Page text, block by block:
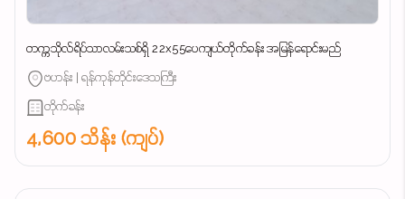
တက္ကသိုလ်ရိပ်သာလမ်းသစ်ရှိ 22x55ပေကျယ်တိုက်ခန်း အမြန်ရောင်းမည်
ဗဟန်း | ရန်ကုန်တိုင်းဒေသကြီး
တိုက်ခန်း
4,600 သိန်း (ကျပ်)